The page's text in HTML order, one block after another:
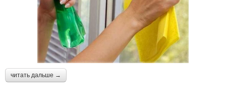
читать дальше →